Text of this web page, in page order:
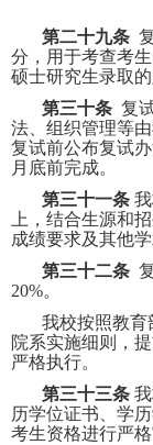
第二十九条
分，用于考查考
硕士研究生录取
第三十条 复
法、组织管理等
复试前公布复试
月底前完成。
第三十一条
上，结合生源和
成绩要求及其他学
第三十二条
20%。
我校按照教育
院系实施细则，
严格执行。
第三十三条
历学位证书、学
考生资格进行严